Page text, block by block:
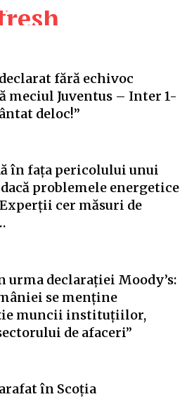
fără echivoc
meciul Juventus – Inter 1-
deloc!”
în fața pericolului unui
problemele energetice
cer măsuri de
urma declarației Moody’s:
se menține
muncii instituțiilor,
de afaceri”
în Scoția